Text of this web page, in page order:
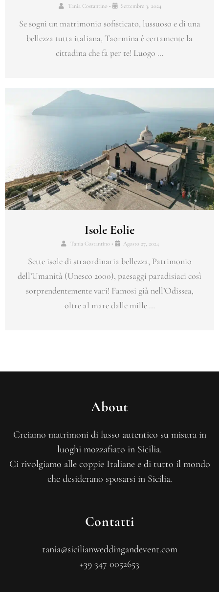
Tania Costantino • Settembre 3, 2024
Se sogni un matrimonio sofisticato, lussuoso e di una
bellezza tutta italiana, Taormina è certamente la
cittadina che fa per te! Luogo …
Isole Eolie
Tania Costantino • Agosto 27, 2024
Sette isole di straordinaria bellezza, Patrimonio
dell’Umanità (Unesco 2000), paesaggi paradisiaci così
sorprendentemente vari! Famosi già nell’Odissea,
oltre al mare dalle mille …
About
Creiamo matrimoni di lusso autentico su misura in
luoghi mozzafiato in Sicilia.
Ci rivolgiamo alle coppie Italiane e di tutto il mondo
che desiderano sposarsi in Sicilia.
Contatti
tania@sicilianweddingandevent.com
+39 347 0052653